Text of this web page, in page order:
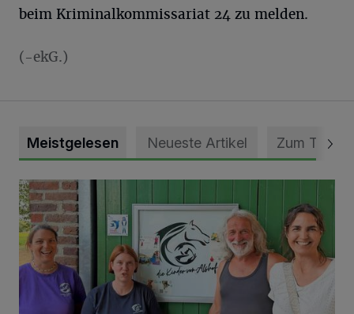
beim Kriminalkommissariat 24 zu melden.
(-ekG.)
Meistgelesen Neueste Artikel Zum Thema
Vorbildlicher Einsatz für den Artenschutz gewürdigt